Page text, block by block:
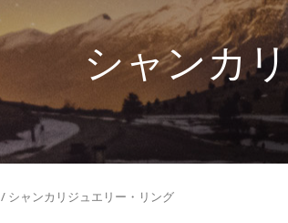
シャンカ
/ シャンカリジュエリー・リング